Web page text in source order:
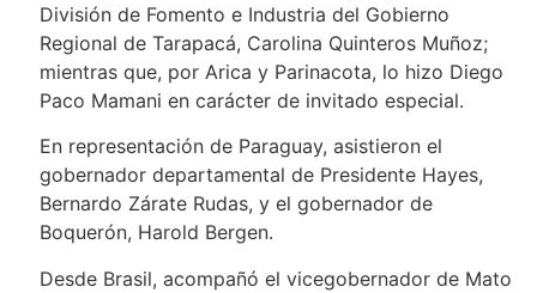
División de Fomento e Industria del Gobierno
Regional de Tarapacá, Carolina Quinteros Muñoz;
mientras que, por Arica y Parinacota, lo hizo Diego
Paco Mamani en carácter de invitado especial.
En representación de Paraguay, asistieron el
gobernador departamental de Presidente Hayes,
Bernardo Zárate Rudas, y el gobernador de
Boquerón, Harold Bergen.
Desde Brasil, acompañó el vicegobernador de Mato